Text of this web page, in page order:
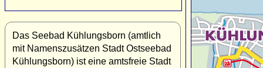
Das Seebad Kühlungsborn (amtlich
mit Namenszusätzen Stadt Ostseebad
Kühlungsborn) ist eine amtsfreie Stadt